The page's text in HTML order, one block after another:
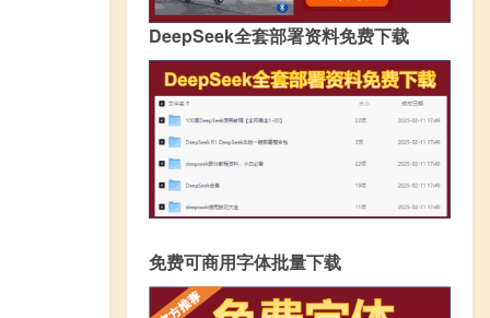
DeepSeek全套部署资料免费下载
免费可商用字体批量下载